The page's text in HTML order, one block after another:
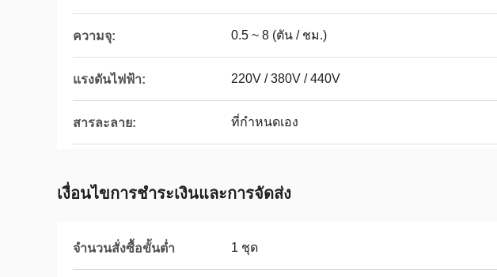
ความจุ: 0.5 ~ 8 (ตัน / ชม.)
แรงดันไฟฟ้า: 220V / 380V / 440V
สารละลาย: ที่กำหนดเอง
เงื่อนไขการชําระเงินและการจัดส่ง
จำนวนสั่งซื้อขั้นต่ำ 1 ชุด